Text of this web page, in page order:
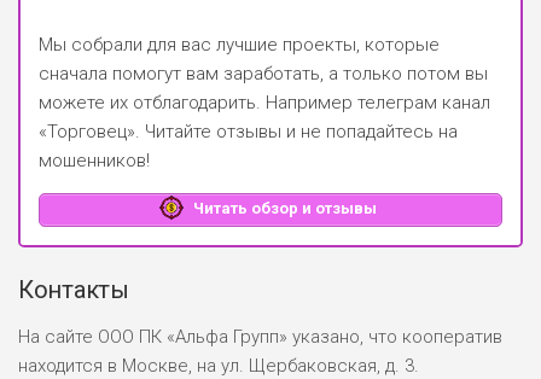
Мы собрали для вас лучшие проекты, которые
сначала помогут вам заработать, а только потом вы
можете их отблагодарить. Например телеграм канал
«Торговец». Читайте отзывы и не попадайтесь на
мошенников!
Читать обзор и отзывы
Контакты
На сайте ООО ПК «Альфа Групп» указано, что кооператив
находится в Москве, на ул. Щербаковская, д. 3.